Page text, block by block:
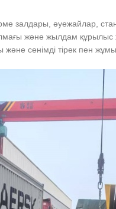
залдары, әуежайлар,
салмағы және жылдам
және сенімді тірек пен